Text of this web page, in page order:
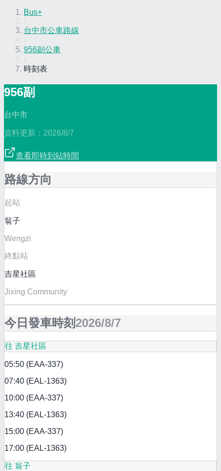
Bus+
台中市公車路線
956副公車
時刻表
956副
台中市
資料更新： 2026/8/7
查看即時到站時間
路線方向
起站
翁子
Wengzi
終點站
吉星社區
Jixing Community
今日發車時刻 2026/8/7
往 吉星社區
05:50 (EAA-337)
07:40 (EAL-1363)
10:00 (EAA-337)
13:40 (EAL-1363)
15:00 (EAA-337)
17:00 (EAL-1363)
往 翁子